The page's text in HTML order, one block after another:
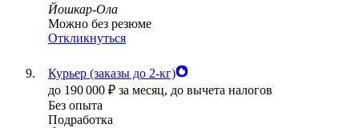
Йошкар-Ола
Можно без резюме
Откликнуться
Курьер (заказы до 2-кг)
до 190 000 ₽ за месяц, до вычета налогов
Без опыта
Подработка